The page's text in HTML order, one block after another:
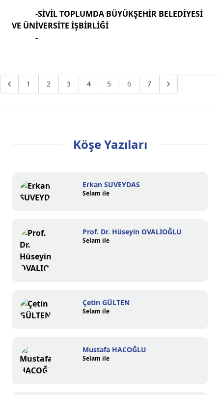
-SİVİL TOPLUMDA BÜYÜKŞEHİR BELEDİYESİ
VE ÜNİVERSİTE İŞBİRLİĞİ
-
1 2 3 4 5 6 7
Köşe Yazıları
Erkan SUVEYDAS
Selam ile
Prof. Dr. Hüseyin OVALIOĞLU
Selam ile
Çetin GÜLTEN
Selam ile
Mustafa HACOĞLU
Selam ile